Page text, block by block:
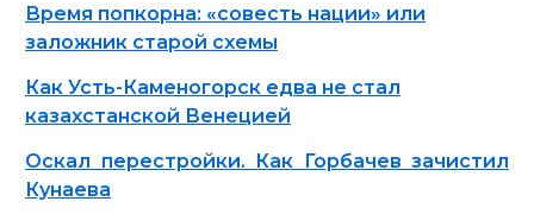
Время попкорна: «совесть нации» или
заложник старой схемы
Как Усть-Каменогорск едва не стал
казахстанской Венецией
Оскал перестройки. Как Горбачев зачистил
Кунаева